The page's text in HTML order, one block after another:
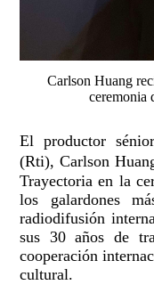
Carlson Huang
ceremonia
El productor
(Rti), Carlson
Trayectoria en la
los galardones
radiodifusión
sus 30 años de
cooperación
cultural.